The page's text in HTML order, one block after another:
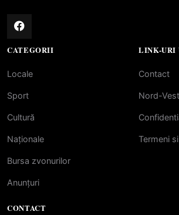
CATEGORII
Locale
Sport
Cultură
Naționale
Bursa zvonurilor
Anunțuri
LINK-URI
Contact
Nord-
Termeni
CONTACT